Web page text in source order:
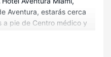
Aventura, estarás cerca
a pie de Centro médico y
a 2,4 km de Aventura